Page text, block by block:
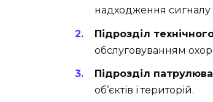
надходження сигналу
Підрозділ
обслуговуванням
Підрозділ
об’єктів і територій.